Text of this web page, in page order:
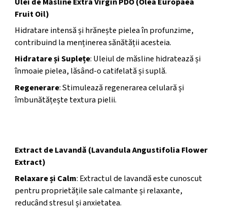
Fruit Oil)
Hidratare intensă și hrănește pielea în profunzime,
contribuind la menținerea sănătății acesteia.
Hidratare și Suplețe: Uleiul de măsline hidratează și
înmoaie pielea, lăsând-o catifelată și suplă.
Regenerare: Stimulează regenerarea celulară și
îmbunătățește textura pielii.
Extract de Lavandă (Lavandula Angustifolia Flower
Extract)
Relaxare și Calm: Extractul de lavandă este cunoscut
pentru proprietățile sale calmante și relaxante,
reducând stresul și anxietatea.